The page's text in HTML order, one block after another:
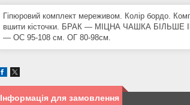
Гіпюровий комплект мереживом. Колір бордо.
вшити кісточки. БРАК — МІЦНА ЧАШКА БІЛЬШЕ
— ОС 95-108 см. ОГ 80-98см.
Інформація для замовлення